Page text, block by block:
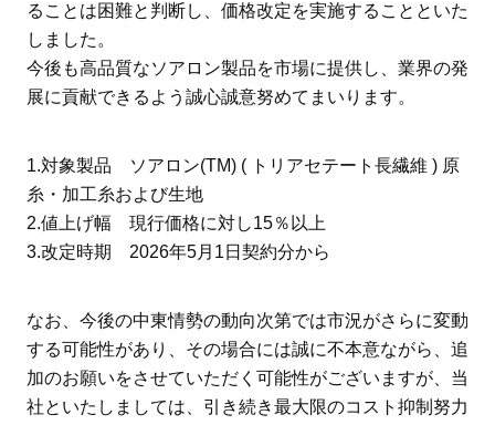
ることは困難と判断し、価格改定を実施することといた
しました。
今後も高品質なソアロン製品を市場に提供し、業界の発
展に貢献できるよう誠心誠意努めてまいります。
1.対象製品 ソアロン(TM) ( トリアセテート長繊維 ) 原
糸・加工糸および生地
2.値上げ幅 現行価格に対し15％以上
3.改定時期 2026年5月1日契約分から
なお、今後の中東情勢の動向次第では市況がさらに変動
する可能性があり、その場合には誠に不本意ながら、追
加のお願いをさせていただく可能性がございますが、当
社といたしましては、引き続き最大限のコスト抑制努力